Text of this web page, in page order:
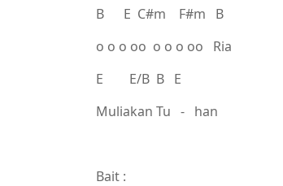
B E C#m F#m B
o o o oo o o o oo Ria
E E/B B E
Muliakan Tu - han
Bait :